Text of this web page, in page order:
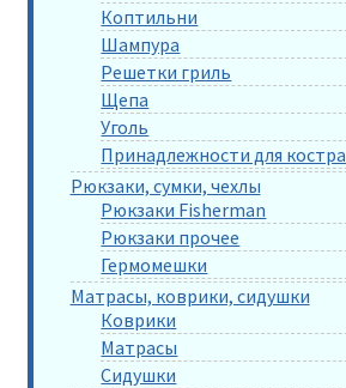
Коптильни
Шампура
Решетки гриль
Щепа
Уголь
Принадлежности для костра
Рюкзаки, сумки, чехлы
Рюкзаки Fisherman
Рюкзаки прочее
Гермомешки
Матрасы, коврики, сидушки
Коврики
Матрасы
Сидушки